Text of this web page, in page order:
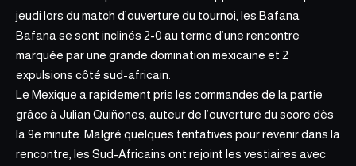
jeudi lors du match d’ouverture du tournoi, les Bafana
Bafana se sont inclinés 2-0 au terme d’une rencontre
marquée par une grande domination mexicaine et 2
expulsions côté sud-africain.
Le Mexique a rapidement pris les commandes de la partie
grâce à Julian Quiñones, auteur de l’ouverture du score dès
la 9e minute. Malgré quelques tentatives pour revenir dans la
rencontre, les Sud-Africains ont rejoint les vestiaires avec